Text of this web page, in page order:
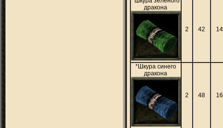
дракона
2 42 14
*Шкура синего
дракона
2 48 16